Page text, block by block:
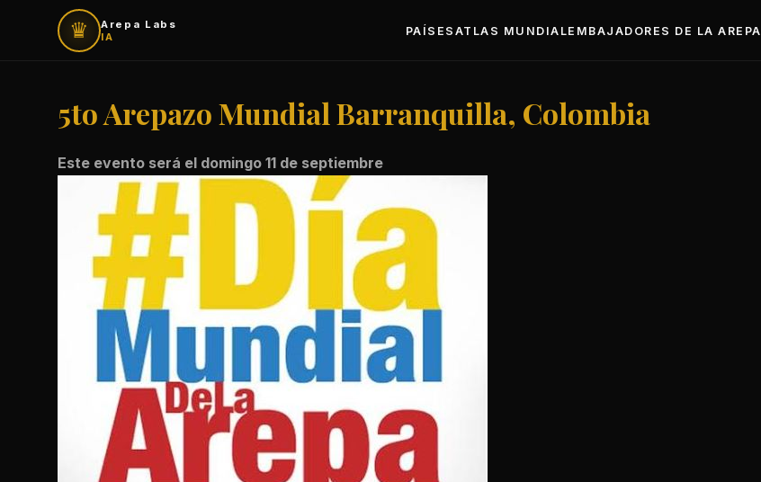
♛
Arepa Labs
IA
PAÍSES ATLAS MUNDIALEMBAJADORES DE LA AREPA
5to Arepazo Mundial Barranquilla, Colombia
Este evento será el domingo 11 de septiembre